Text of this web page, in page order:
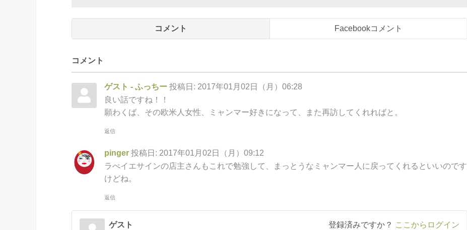
コメント Facebookコメント
コメント
ゲスト - ふっちー 投稿日: 2017年01月02日（月）06:28
良い話ですね！！
願わくば、その欧米人女性、ミャンマー好きになって、また再訪してくれればと。
返信
pinger 投稿日: 2017年01月02日（月）09:12
ラぺイエサインの店主さんもこれで勉強して、まっとうなミャンマー人に戻ってくれるといいのです
けどね。
返信
登録済みですか？ ここからログイン
ゲスト